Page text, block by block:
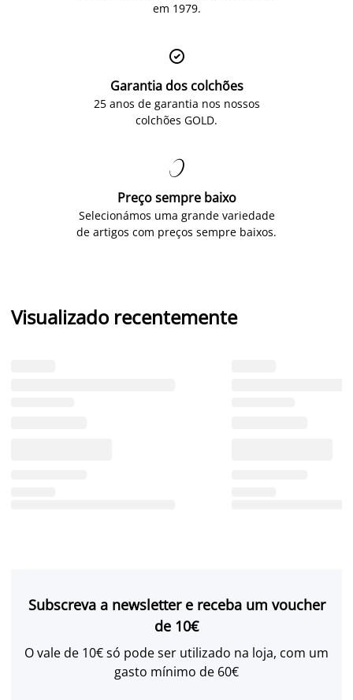
em 1979.

Garantia dos colchões
25 anos de garantia nos nossos
colchões GOLD.

Preço sempre baixo
Selecionámos uma grande variedade
de artigos com preços sempre baixos.
Visualizado recentemente
Subscreva a newsletter e receba um voucher
de 10€
O vale de 10€ só pode ser utilizado na loja, com um
gasto mínimo de 60€